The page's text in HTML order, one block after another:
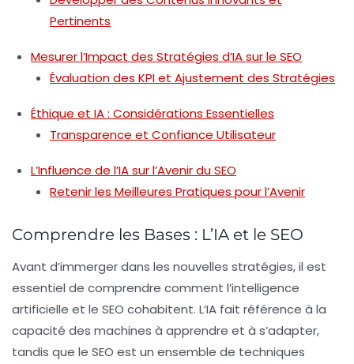
Pertinents
Mesurer l’Impact des Stratégies d’IA sur le SEO
Évaluation des KPI et Ajustement des Stratégies
Éthique et IA : Considérations Essentielles
Transparence et Confiance Utilisateur
L’Influence de l’IA sur l’Avenir du SEO
Retenir les Meilleures Pratiques pour l’Avenir
Comprendre les Bases : L’IA et le SEO
Avant d’immerger dans les nouvelles stratégies, il est
essentiel de comprendre comment l’intelligence
artificielle et le SEO cohabitent. L’IA fait référence à la
capacité des machines à apprendre et à s’adapter,
tandis que le SEO est un ensemble de techniques